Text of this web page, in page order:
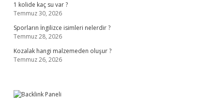
1 kolide kaç su var ?
Temmuz 30, 2026
Sporların İngilizce isimleri nelerdir ?
Temmuz 28, 2026
Kozalak hangi malzemeden oluşur ?
Temmuz 26, 2026